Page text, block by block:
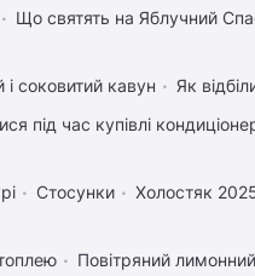
Що святять на Яблучний
соковитий кавун
Як
під час купівлі
Стосунки Холостяк
Повітряний